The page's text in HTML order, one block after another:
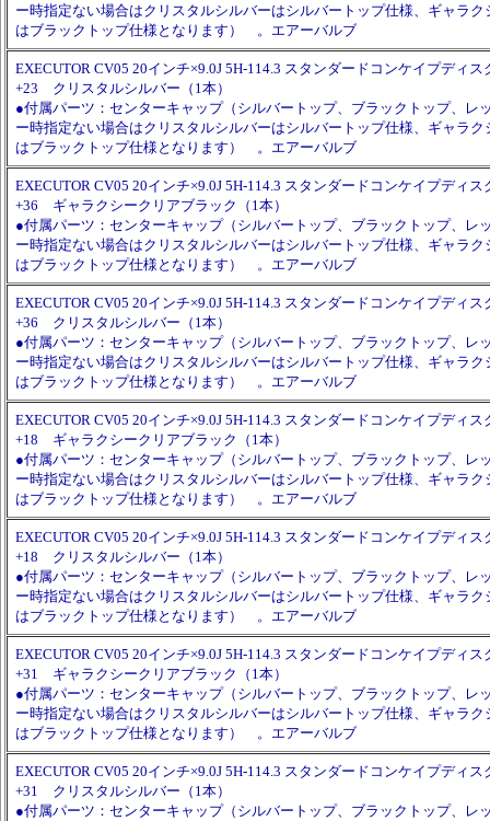
ー時指定ない場合はクリスタルシルバーはシルバートップ仕様、ギャラ
はブラックトップ仕様となります） 。エアーバルブ
EXECUTOR CV05 20インチ×9.0J 5H-114.3 スタンダードコンケイプディス
+23 クリスタルシルバー（1本）
●付属パーツ：センターキャップ（シルバートップ、ブラックトップ、レ
ー時指定ない場合はクリスタルシルバーはシルバートップ仕様、ギャラ
はブラックトップ仕様となります） 。エアーバルブ
EXECUTOR CV05 20インチ×9.0J 5H-114.3 スタンダードコンケイプディス
+36 ギャラクシークリアブラック（1本）
●付属パーツ：センターキャップ（シルバートップ、ブラックトップ、レ
ー時指定ない場合はクリスタルシルバーはシルバートップ仕様、ギャラ
はブラックトップ仕様となります） 。エアーバルブ
EXECUTOR CV05 20インチ×9.0J 5H-114.3 スタンダードコンケイプディス
+36 クリスタルシルバー（1本）
●付属パーツ：センターキャップ（シルバートップ、ブラックトップ、レ
ー時指定ない場合はクリスタルシルバーはシルバートップ仕様、ギャラ
はブラックトップ仕様となります） 。エアーバルブ
EXECUTOR CV05 20インチ×9.0J 5H-114.3 スタンダードコンケイプディス
+18 ギャラクシークリアブラック（1本）
●付属パーツ：センターキャップ（シルバートップ、ブラックトップ、レ
ー時指定ない場合はクリスタルシルバーはシルバートップ仕様、ギャラ
はブラックトップ仕様となります） 。エアーバルブ
EXECUTOR CV05 20インチ×9.0J 5H-114.3 スタンダードコンケイプディス
+18 クリスタルシルバー（1本）
●付属パーツ：センターキャップ（シルバートップ、ブラックトップ、レ
ー時指定ない場合はクリスタルシルバーはシルバートップ仕様、ギャラ
はブラックトップ仕様となります） 。エアーバルブ
EXECUTOR CV05 20インチ×9.0J 5H-114.3 スタンダードコンケイプディス
+31 ギャラクシークリアブラック（1本）
●付属パーツ：センターキャップ（シルバートップ、ブラックトップ、レ
ー時指定ない場合はクリスタルシルバーはシルバートップ仕様、ギャラ
はブラックトップ仕様となります） 。エアーバルブ
EXECUTOR CV05 20インチ×9.0J 5H-114.3 スタンダードコンケイプディス
+31 クリスタルシルバー（1本）
●付属パーツ：センターキャップ（シルバートップ、ブラックトップ、レ